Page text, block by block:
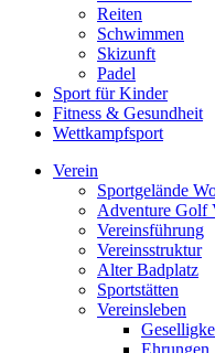
Reiten
Schwimmen
Skizunft
Padel
Sport für Kinder
Fitness & Gesundheit
Wettkampfsport
Verein
Sportgelände
Adventure Golf
Vereinsführung
Vereinsstruktur
Alter Badplatz
Sportstätten
Vereinsleben
Ehrungen